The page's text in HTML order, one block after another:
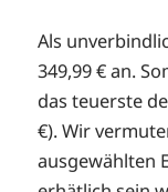
Als
349,99 € an.
das teuerste
€). Wir
ausgewählten